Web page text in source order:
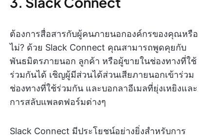
ต้องการสื่อสารกับผู้คนภายนอกองค์กรของคุณหรือ
ไม่? ด้วย Slack Connect คุณสามารถพูดคุยกับ
พันธมิตรภายนอก ลูกค้า หรือผู้ขายในช่องทางที่ใช้
ร่วมกันได้ เชิญผู้มีส่วนได้ส่วนเสียภายนอกเข้าร่วม
ช่องทางที่ใช้ร่วมกัน และบอกลาอีเมลที่ยุ่งเหยิงและ
การสลับแพลตฟอร์มต่างๆ
Slack Connect มีประโยชน์อย่างยิ่งสำหรับการ